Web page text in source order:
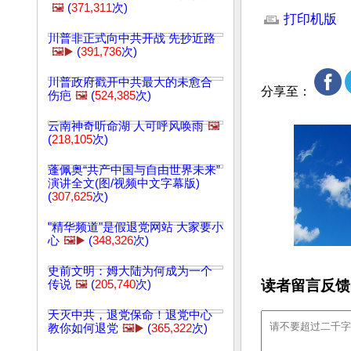
🖼️ (371,311次)
川普非正式向中共开战 先抄近路
🖼️▶️ (391,736次)
川普政府戳开中共最大的未愈合
伤疤 🖼️ (524,385次)
云南神奇听命湖 人可呼风唤雨 🖼️
(218,105次)
蓬佩奥“共产中国与自由世界未来”
演讲全文(图/视频中文字幕版)
(307,625次)
"精华频道"是假退党网站 大家要小
心 🖼️▶️ (348,326次)
史前文明：姆大陆为何成为一个
传说 🖼️ (205,740次)
天灭中共，退党保命！退党中心
教你如何退党 🖼️▶️ (365,322次)
打印机版
分享至：
读者留言反